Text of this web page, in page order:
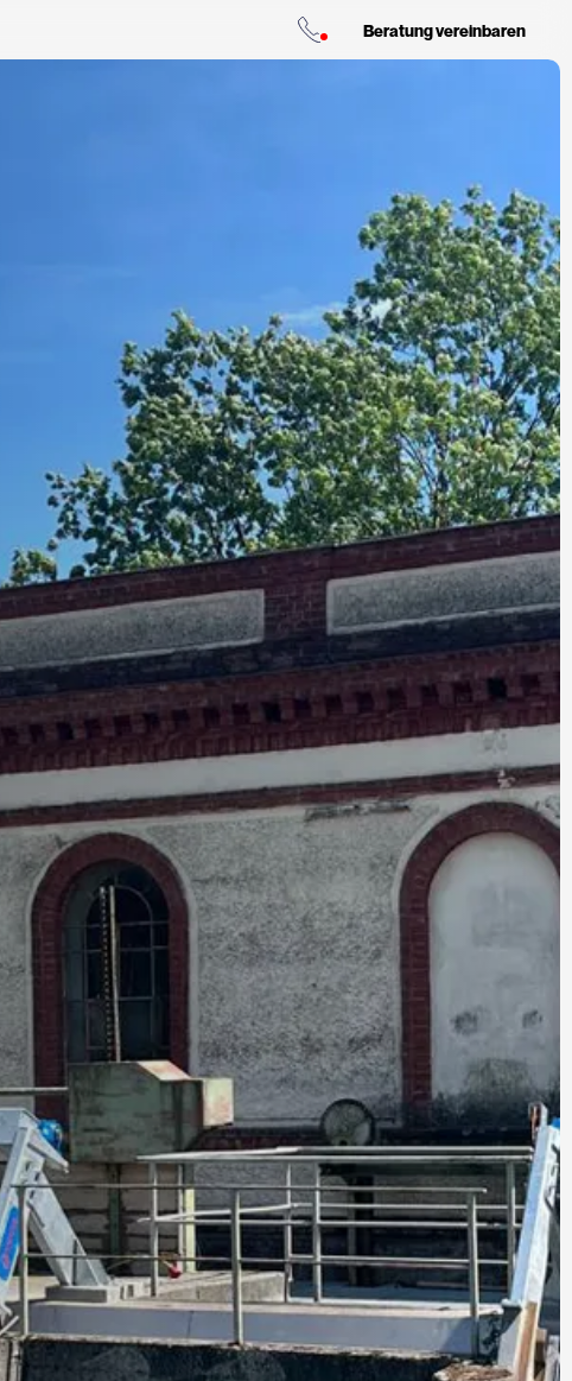
Beratung vereinbaren